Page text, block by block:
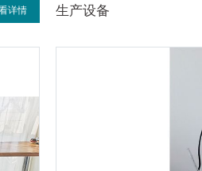
详情 生产设备